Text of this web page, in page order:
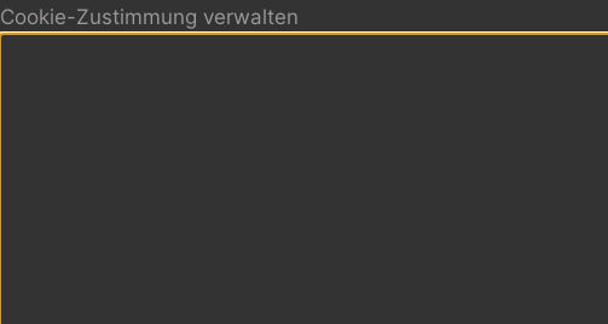
Cookie-Zustimmung verwalten